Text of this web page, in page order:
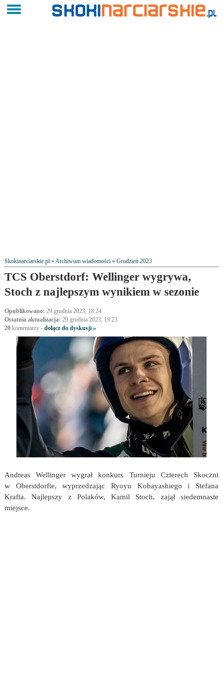
Skokinarciarskie.pl»Archiwum wiadomości» Grudzień 2023
TCS Oberstdorf: Wellinger wygrywa,
Stoch z najlepszym wynikiem w sezonie
Opublikowano: 29 grudnia 2023, 18:24
Ostatnia aktualizacja: 29 grudnia 2023, 19:23
20komentarzy- dołącz do dyskusji »
Andreas Wellinger wygrał konkurs Turnieju Czterech Skoczni
w Oberstdorfie, wyprzedzając Ryoyu Kobayashiego i Stefana
Krafta. Najlepszy z Polaków, Kamil Stoch, zajął siedemnaste
miejsce.